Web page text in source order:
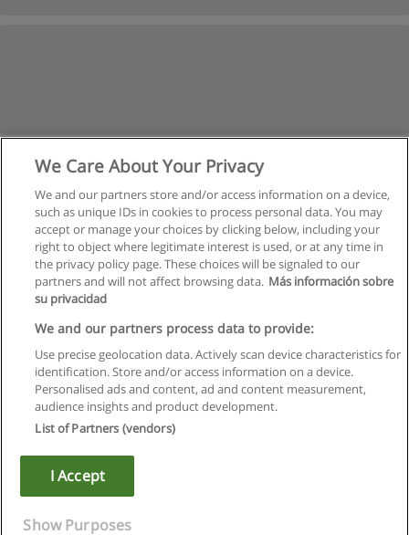
Regulamin
Polityka ochrony danych osobowych
Kontakt z Educaedu
Copyright © Educaedu Business S.L. - CIF : B-95610580: -
We Care About Your Privacy
We and our partners store and/or access information on a device,
such as unique IDs in cookies to process personal data. You may
accept or manage your choices by clicking below, including your
right to object where legitimate interest is used, or at any time in
the privacy policy page. These choices will be signaled to our
partners and will not affect browsing data. Más información sobre
su privacidad
We and our partners process data to provide:
Use precise geolocation data. Actively scan device characteristics for
identification. Store and/or access information on a device.
Personalised ads and content, ad and content measurement,
audience insights and product development.
List of Partners (vendors)
I Accept
Show Purposes